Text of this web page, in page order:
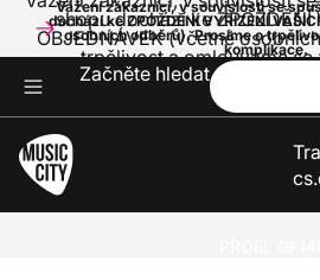
Vážení zákazníci, v souvislosti se
dochází ke ZPOŽDĚNÍ VYŘÍZENÍ
osobních odběrů). Prosíme o
komplikace.
shopu dochází ke ZPOŽDĚNÍ
OBJEDNÁVEK (včetně
trpělivost a omlouváme se
Začněte hledat